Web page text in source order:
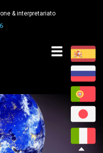
& interpretariato
Toggle
navigation